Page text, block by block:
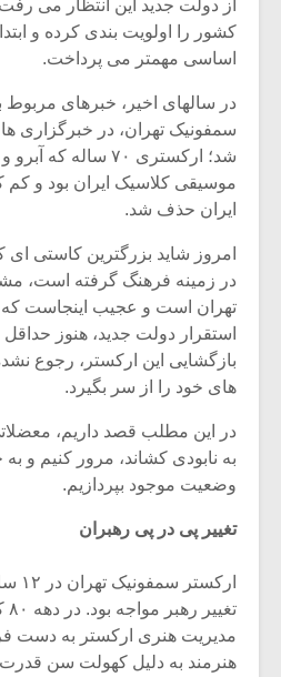
از دولت جدید این انتظار می
کشور را اولویت بندی کرده و
اساسی مهمتر می پرداخت.
در سالهای اخیر، خبرهای مربوط
سمفونیک تهران، در خبرگزاری
شد؛ ارکستری ۷۰ ساله
موسیقی کلاسیک ایران بود و
ایران حذف شد.
امروز شاید بزرگترین کاستی ای
در زمینه فرهنگ گرفته است،
تهران است و عجیب اینجاست که
استقرار دولت جدید، هنوز
بازگشایی این ارکستر، رجوع
های خود را از سر بگیرد.
در این مطلب قصد داریم،
به نابودی کشاند، مرور کنیم و
وضعیت موجود بپردازیم.
تغییر پی در پی رهبران
مدیریت هنری ارکستر به دست
هنرمند به دلیل کهولت سن قدرت
یادداشتی بر
متن فیلم «متری
شیش و نیم»
اگر نمی توانی
مشهورترین باشی،
بدنام ترین باش